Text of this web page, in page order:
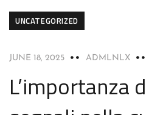
UNCATEGORIZED
JUNE 18, 2025 ADMLNLX
L’importanza